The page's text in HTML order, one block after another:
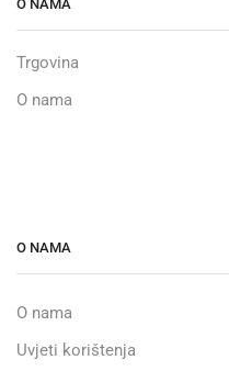
O NAMA
Trgovina
O nama
O NAMA
O nama
Uvjeti korištenja